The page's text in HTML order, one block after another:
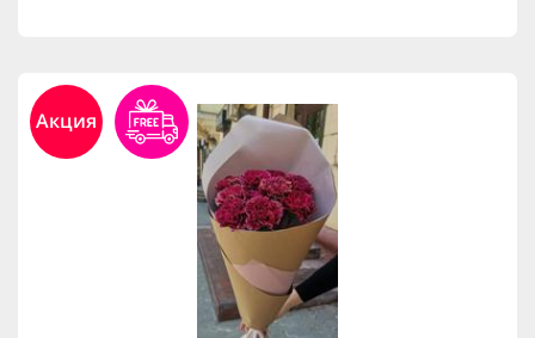
Акция